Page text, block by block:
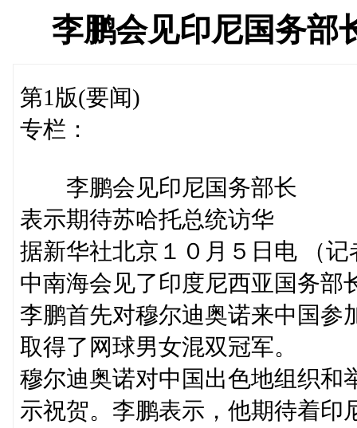
李鹏会见印尼国务部
第1版(要闻)
专栏：
李鹏会见印尼国务部长
表示期待苏哈托总统访华
据新华社北京１０月５日电 （
中南海会见了印度尼西亚国务部
李鹏首先对穆尔迪奥诺来中国参
取得了网球男女混双冠军。
穆尔迪奥诺对中国出色地组织和
示祝贺。李鹏表示，他期待着印